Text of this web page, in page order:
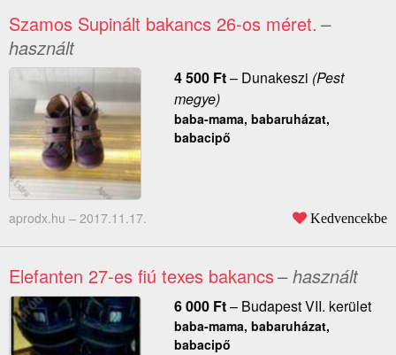
Szamos Supinált bakancs 26-os méret. –
használt
4 500 Ft– Dunakeszi (Pest
megye)
baba-mama, babaruházat,
babacipő
aprodx.hu – 2017.11.17. Kedvencekbe
Elefanten 27-es fiú texes bakancs– használt
6 000 Ft– Budapest VII. kerület
baba-mama, babaruházat,
babacipő